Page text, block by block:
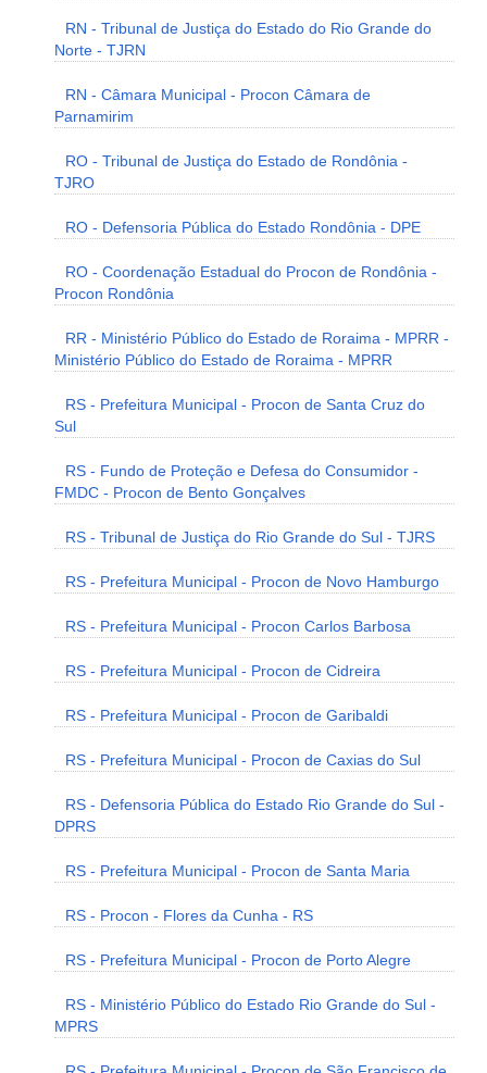
RN - Tribunal de Justiça do Estado do Rio Grande do
Norte - TJRN
RN - Câmara Municipal - Procon Câmara de
Parnamirim
RO - Tribunal de Justiça do Estado de Rondônia -
TJRO
RO - Defensoria Pública do Estado Rondônia - DPE
RO - Coordenação Estadual do Procon de Rondônia -
Procon Rondônia
RR - Ministério Público do Estado de Roraima - MPRR -
Ministério Público do Estado de Roraima - MPRR
RS - Prefeitura Municipal - Procon de Santa Cruz do
Sul
RS - Fundo de Proteção e Defesa do Consumidor -
FMDC - Procon de Bento Gonçalves
RS - Tribunal de Justiça do Rio Grande do Sul - TJRS
RS - Prefeitura Municipal - Procon de Novo Hamburgo
RS - Prefeitura Municipal - Procon Carlos Barbosa
RS - Prefeitura Municipal - Procon de Cidreira
RS - Prefeitura Municipal - Procon de Garibaldi
RS - Prefeitura Municipal - Procon de Caxias do Sul
RS - Defensoria Pública do Estado Rio Grande do Sul -
DPRS
RS - Prefeitura Municipal - Procon de Santa Maria
RS - Procon - Flores da Cunha - RS
RS - Prefeitura Municipal - Procon de Porto Alegre
RS - Ministério Público do Estado Rio Grande do Sul -
MPRS